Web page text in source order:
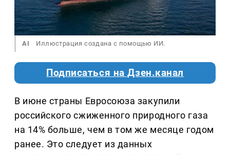
AI Иллюстрация создана с помощью ИИ.
Подписаться на Дзен.канал
В июне страны Евросоюза закупили
российского сжиженного природного газа
на 14% больше, чем в том же месяце годом
ранее. Это следует из данных